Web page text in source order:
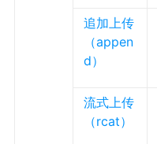
追加上传
（appen
d）
流式上传
（rcat）